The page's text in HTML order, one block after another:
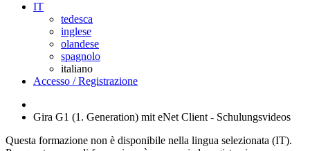
IT
tedesca
inglese
olandese
spagnolo
italiano
Accesso / Registrazione
Gira G1 (1. Generation) mit eNet Client - Schulungsvideos
Questa formazione non è disponibile nella lingua selezionata (IT).